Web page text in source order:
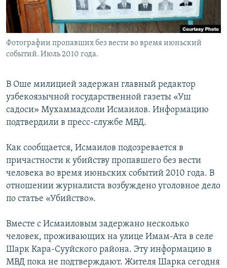
Фотографии пропавших без вести во время июньский
событий. Июль 2010 года.
В Оше милицией задержан главный редактор
узбекоязычной государственной газеты «Уш
садоси» Мухаммадсоли Исмаилов. Информацию
подтвердили в пресс-службе МВД.
Как сообщается, Исмаилов подозревается в
причастности к убийству пропавшего без вести
человека во время июньских событий 2010 года. В
отношении журналиста возбуждено уголовное дело
по статье «Убийство».
Вместе с Исмаиловым задержано несколько
человек, проживающих на улице Имам-Ата в селе
Шарк Кара-Сууйского района. Эту информацию в
МВД пока не подтверждают. Жителя Шарка сегодня